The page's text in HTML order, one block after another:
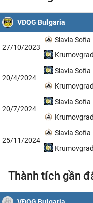
VĐQG Bulgaria
27/10/2023
Slavia Sofia
Krumovgrad
20/4/2024
Slavia Sofia
Krumovgrad
20/7/2024
Slavia Sofia
Krumovgrad
25/11/2024
Slavia Sofia
Krumovgrad
Thành tích gần